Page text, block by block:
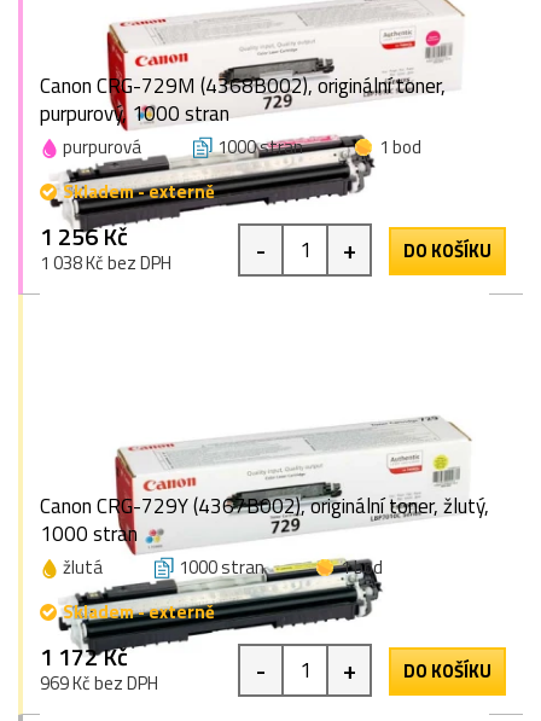
Canon CRG-729M (4368B002), originální toner,
purpurový, 1000 stran
purpurová 1000 stran
1 bod
Skladem - externě
1 256 Kč
1 038 Kč bez DPH - + DO KOŠÍKU
Canon CRG-729Y (4367B002), originální toner, žlutý,
1000 stran
žlutá 1000 stran
1 bod
Skladem - externě
1 172 Kč
969 Kč bez DPH - + DO KOŠÍKU